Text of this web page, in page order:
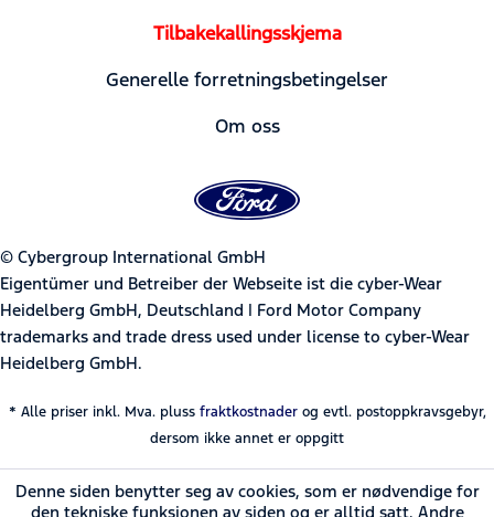
Tilbakekallingsskjema
Generelle forretningsbetingelser
Om oss
© Cybergroup International GmbH
Eigentümer und Betreiber der Webseite ist die cyber-Wear
Heidelberg GmbH, Deutschland | Ford Motor Company
trademarks and trade dress used under license to cyber-Wear
Heidelberg GmbH.
* Alle priser inkl. Mva. pluss fraktkostnaderog evtl. postoppkravsgebyr,
dersom ikke annet er oppgitt
Denne siden benytter seg av cookies, som er nødvendige for
den tekniske funksjonen av siden og er alltid satt. Andre